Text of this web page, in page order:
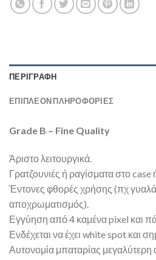
ΠΕΡΙΓΡΑΦΉ
ΕΠΙΠΛΈΟΝ ΠΛΗΡΟΦΟΡΊΕΣ
Grade B – Fine Quality
Άριστο λειτουργικά.
Γρατζουνιές ή ραγίσματα στο
Έντονες φθορές χρήσης (πχ
αποχρωματισμός).
Εγγύηση από 4 καμένα pixel και
Ενδέχεται να έχει white spot και
Αυτονομία μπαταρίας